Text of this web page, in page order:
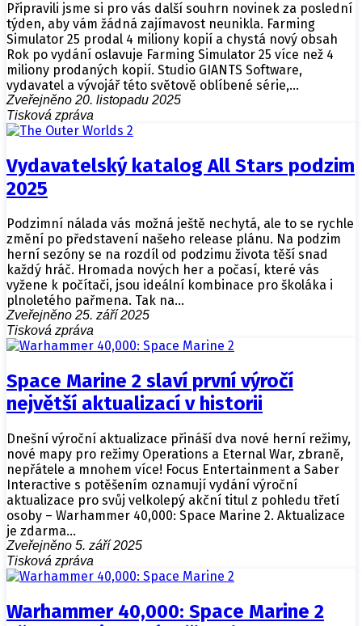
Připravili jsme si pro vás další souhrn novinek za poslední
týden, aby vám žádná zajímavost neunikla. Farming
Simulator 25 prodal 4 miliony kopií a chystá nový obsah
Rok po vydání oslavuje Farming Simulator 25 více než 4
miliony prodaných kopií. Studio GIANTS Software,
vydavatel a vývojář této světově oblíbené série,…
Zveřejněno 20. listopadu 2025
Tisková zpráva
Vydavatelský katalog All Stars podzim
2025
Podzimní nálada vás možná ještě nechytá, ale to se rychle
změní po představení našeho release plánu. Na podzim
herní sezóny se na rozdíl od podzimu života těší snad
každý hráč. Hromada nových her a počasí, které vás
vyžene k počítači, jsou ideální kombinace pro školáka i
plnoletého pařmena. Tak na…
Zveřejněno 25. září 2025
Tisková zpráva
Space Marine 2 slaví první výročí
největší aktualizací v historii
Dnešní výroční aktualizace přináší dva nové herní režimy,
nové mapy pro režimy Operations a Eternal War, zbraně,
nepřátele a mnohem více! Focus Entertainment a Saber
Interactive s potěšením oznamují vydání výroční
aktualizace pro svůj velkolepý akční titul z pohledu třetí
osoby – Warhammer 40,000: Space Marine 2. Aktualizace
je zdarma…
Zveřejněno 5. září 2025
Tisková zpráva
Warhammer 40,000: Space Marine 2